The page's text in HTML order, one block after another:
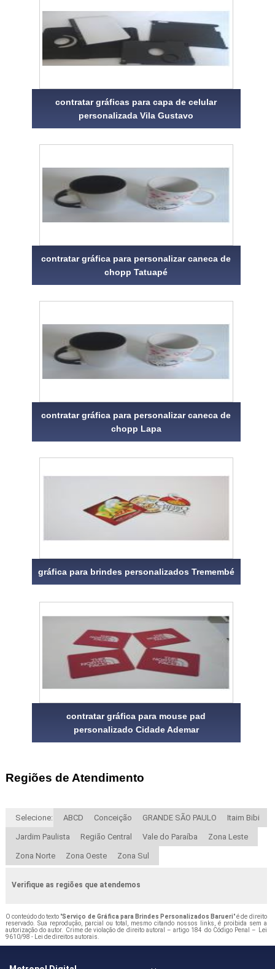
contratar gráficas para capa de celular
personalizada Vila Gustavo
contratar gráfica para personalizar caneca de
chopp Tatuapé
contratar gráfica para personalizar caneca de
chopp Lapa
gráfica para brindes personalizados Tremembé
contratar gráfica para mouse pad
personalizado Cidade Ademar
Regiões de Atendimento
Selecione: ABCD Conceição GRANDE SÃO PAULO Itaim Bibi
Jardim Paulista Região Central Vale do Paraíba Zona Leste
Zona Norte Zona Oeste Zona Sul
Verifique as regiões que atendemos
O conteúdo do texto "Serviço de Gráfica para Brindes Personalizados Barueri" é de direito
reservado. Sua reprodução, parcial ou total, mesmo citando nossos links, é proibida sem a
autorização do autor. Crime de violação de direito autoral – artigo 184 do Código Penal –
Lei
9610/98 - Lei de direitos autorais